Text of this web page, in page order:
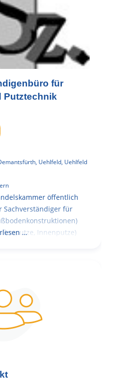
für
Putztechnik
Uehlfeld, Uehlfeld
öffentlich
Sachverständiger für
Innenputze)
…